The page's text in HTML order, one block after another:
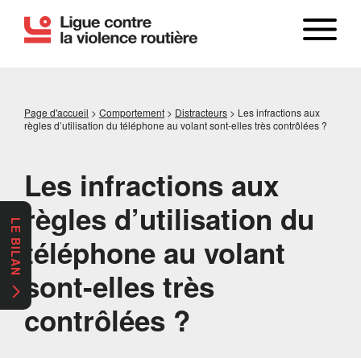
Page d'accueil > Comportement > Distracteurs > Les infractions aux
règles d’utilisation du téléphone au volant sont-elles très contrôlées ?
Les infractions aux
règles d’utilisation du
téléphone au volant
sont-elles très
contrôlées ?
LE BILAN